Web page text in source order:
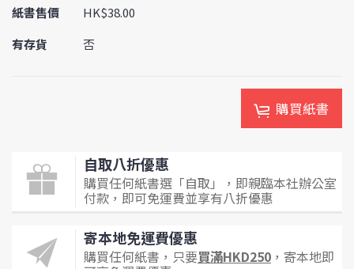
紙書售價
HK$38.00
有存貨
否
購買紙書
自取八折優惠
購買任何紙書選「自取」，即親臨本社辦公室
付款，即可免運費並享有八折優惠
寄本地免運費優惠
購買任何紙書，只要買滿HKD250 ，寄本地即